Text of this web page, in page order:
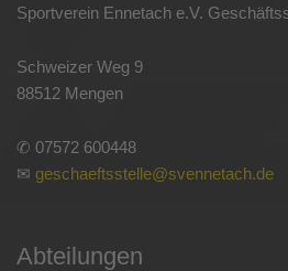
Sportverein Ennetach e.V.
Schweizer Weg 9
88512 Mengen
✆ 07572 600448
✉ geschaeftsstelle@svennetach.de
Abteilungen